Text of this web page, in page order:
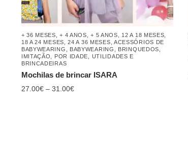
+ 36 MESES ,+ 4 ANOS ,+ 5 ANOS 12 A 18 MESES
18 A 24 MESES ,24 A 36 MESES ACESSÓRIOS DE
BABYWEARING
BABYWEARING BRINQUEDOS
IMITAÇÃO
POR IDADE
UTILIDADES E
BRINCADEIRAS
Mochilas de brincar ISARA
27.00€ – 31.00€